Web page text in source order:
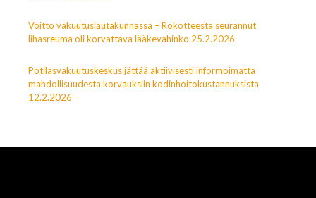
Voitto vakuutuslautakunnassa – Rokotteesta seurannut
lihasreuma oli korvattava lääkevahinko 25.2.2026
Potilasvakuutuskeskus jättää aktiivisesti informoimatta
mahdollisuudesta korvauksiin kodinhoitokustannuksista
12.2.2026